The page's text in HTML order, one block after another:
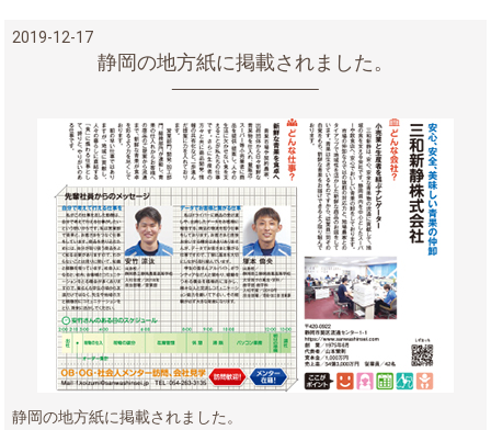
2019-12-17
静岡の地方紙に掲載されました。
静岡の地方紙に掲載されました。